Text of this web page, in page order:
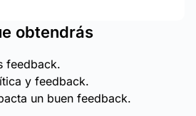
obtendrás
feedback.
y feedback.
un buen feedback.